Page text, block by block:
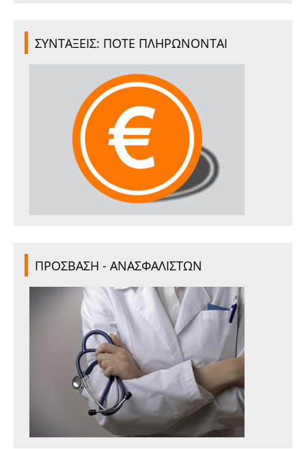
ΣΥΝΤΑΞΕΙΣ: ΠΟΤΕ ΠΛΗΡΩΝΟΝΤΑΙ
ΠΡΟΣΒΑΣΗ - ΑΝΑΣΦΑΛΙΣΤΩΝ